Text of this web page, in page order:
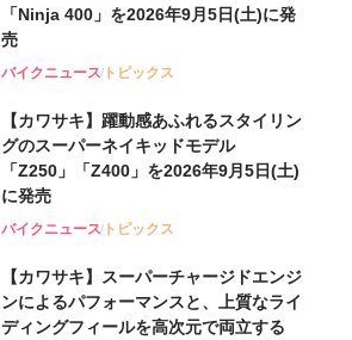
「Ninja 400」を2026年9月5日(土)に発
売
バイクニューストピックス
【カワサキ】躍動感あふれるスタイリン
グのスーパーネイキッドモデル
「Z250」「Z400」を2026年9月5日(土)
に発売
バイクニューストピックス
【カワサキ】スーパーチャージドエンジ
ンによるパフォーマンスと、上質なライ
ディングフィールを高次元で両立する